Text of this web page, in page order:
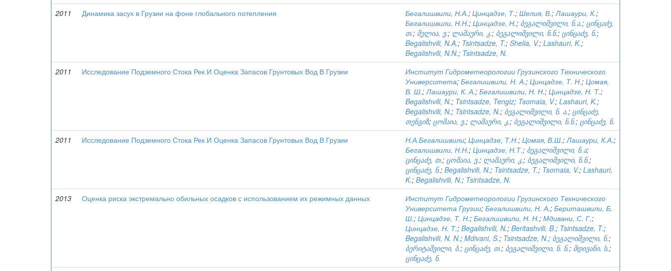
2011
Динамика засух в Грузии на фоне глобального потепления Бегалишвили, Н.А.; Цинцадзе, Т.; Шелия, В.;Лашаури, К.;
Бегалишвили, Н.Н.; Цинцадзе, Н.; ბეგალიშვილი, ნ.ა.; ცინცაძე,
თ.; შელია, ვ.; ლაშაური, კ.; ბეგალიშვილი, ნ.ნ.; ცინცაძე, ნ.;
Begalishvili, N.A.; Tsintsadze, T.; Shelia, V.; Lashauri, K.;
Begalishvili, N.N.; Tsintsadze, N.
2011
Исследование Подземного Стока Рек И Оценка Запасов Грунтовых Вод В Грузии
Институт Гидрометеорологии Грузинского Технического
Университета; Бегалишвили, Н. А.; Цинцадзе, Т. Н.; Цомая,
В. Ш.;Лашаури, К. А.; Бегалишвили, Н. Н.; Цинцадзе, Н. Т.;
Begalishvili, N.; Tsintsadze, Tengiz; Tsomaia, V.; Lashauri, K.;
Begalishvili, N.; Tsintsadze, N.; ბეგალიშვილი, ნ. ა.; ცინცაძე,
თენგიზ; ცომაია, ვ.; ლაშაური, კ.; ბეგალიშვილი, ნ.ნ.; ცინცაძე, ნ.
2011
Исследование Подземного Стока Рек И Оценка Запасов Грунтовых Вод В Грузии Н.А.Бегалишвили; Цинцадзе, Т.Н.; Цомая, В.Ш.;Лашаури, К.А.;
Бегалишвили, Н.Н.; Цинцадзе, Н.Т.; ბეგალიშვილი, ნ.ა;
ცინცაძე, თ.; ცომაია, ვ.; ლაშაური, კ.; ბეგალიშვილი, ნ.ნ.;
ცინცაძე, ნ.; Begalishvili, N.; Tsintsadze, T.; Tsomaia, V.; Lashauri,
K.; Begalishvili, N.; Tsintsadze, N.
2013
Оценка риска экстремально обильных осадков с использованием их режимных данных
Институт Гидрометеорологии Грузинского Технического
Университета Грузии; Бегалишвили, Н. А.; Бериташвили, Б.
Ш.; Цинцадзе, Т. Н.; Бегалишвили, Н. Н.; Мдивани, С. Г.;
Цинцадзе, Н. Т.; Begalishvili, N.; Beritashvili, B.; Tsintsadze, T.;
Begalishvili, N. N.; Mdivani, S.; Tsintsadze, N.; ბეგალიშვილი, ნ.;
ბერიტაშვილი, ბ.; ცინცაძე, თ.; ბეგალიშვილი, ნ. ნ.; მდივანი, ს.;
ცინცაძე, ნ.